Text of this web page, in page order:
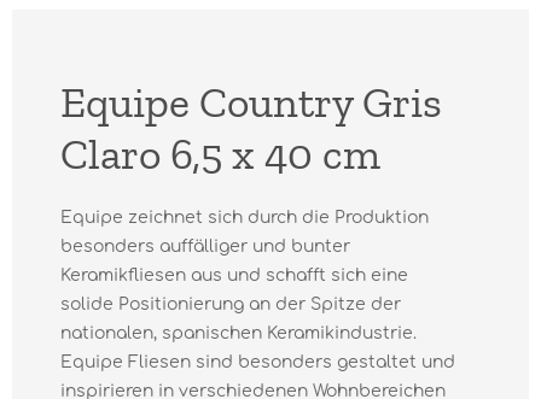
Equipe Country Gris
Claro 6,5 x 40 cm
Equipe zeichnet sich durch die Produktion
besonders auffälliger und bunter
Keramikfliesen aus und schafft sich eine
solide Positionierung an der Spitze der
nationalen, spanischen Keramikindustrie.
Equipe Fliesen sind besonders gestaltet und
inspirieren in verschiedenen Wohnbereichen